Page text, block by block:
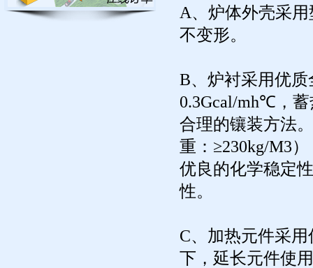
A、炉体外壳采
不变形。
B、炉衬采用优
0.3Gcal/mh℃，
合理的镶装方法
重：≥230kg/M3
优良的化学稳定
性。
C、加热元件采用
下，延长元件使